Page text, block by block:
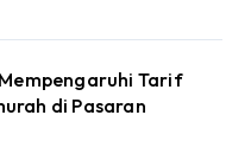
Tarif
di Pasaran